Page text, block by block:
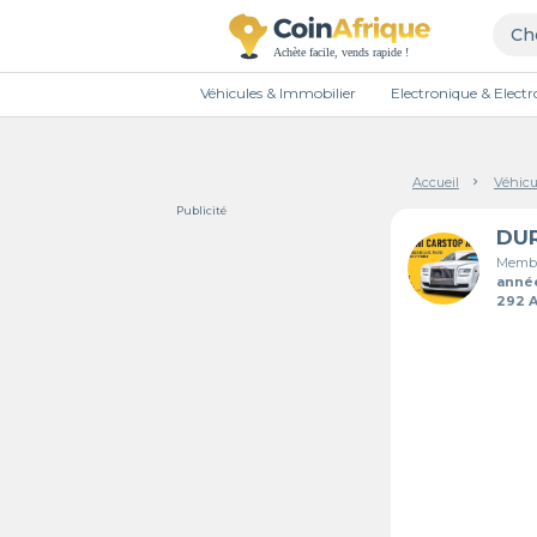
Véhicules & Immobilier Electronique &
Accueil
Publicité
292